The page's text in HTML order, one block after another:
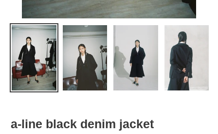
a-line black denim jacket